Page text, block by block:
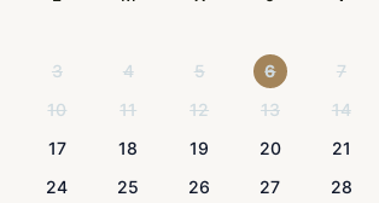
3
4 5 6 7
10
11 12 13 14
17
18 19 20 21
24
25 26 27 28